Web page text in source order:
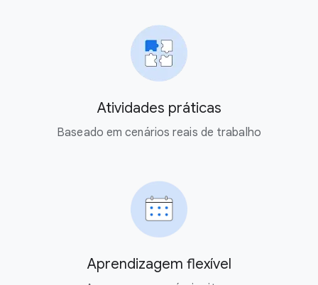
Atividades práticas
Baseado em cenários reais de trabalho
Aprendizagem flexível